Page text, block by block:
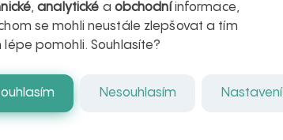
Jak na zdravá játra?
,analytické a obchodníinformace,
se mohli neustále zlepšovat a tím
lépe pomohli. Souhlasíte?
Nesouhlasím Nastavení